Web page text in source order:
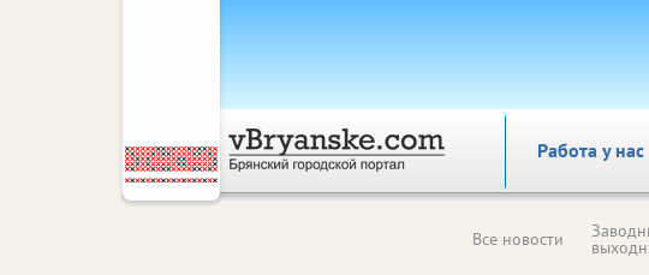
Работа у нас
Все новости